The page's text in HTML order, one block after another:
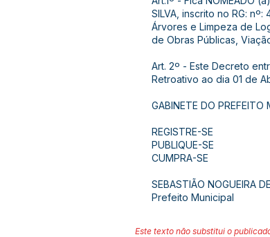
SILVA, inscrito no RG:
Árvores e Limpeza de
de Obras Públicas,
Art. 2º - Este Decreto
Retroativo ao dia 01 de
GABINETE DO PREFEITO
REGISTRE-SE
PUBLIQUE-SE
CUMPRA-SE
SEBASTIÃO NOGUEIRA
Prefeito Municipal
Este texto não substitui o